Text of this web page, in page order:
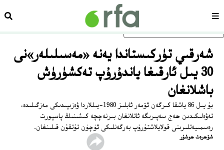
ئاساسلىق مەزمۇنغا ئاتلاڭسەھىپە
شەرقىي تۈركىستاندا يەنە «مەسىلىلەر»نى
30 يىل ئارقىغا ياندۇرۇپ تەكشۈرۈش
باشلانغان
بۇ يىل 86 ياشقا كىرگەن ئۆمەر ئابلىز 1980-يىللاردا ۋەزىپىدىكى مەزگىلىدە،
تەۋەلىكىدىن ھەج سەپىرىگە ئاتلانغان بىرنەچچە كىشىنىڭ پاسپورت
رەسمىيەتلىرىنى قولايلاشتۇرۇپ بەرگەنلىكى ئۈچۈن تۇتقۇن قىلىنغان.
شۆھرەت ھوشۇر